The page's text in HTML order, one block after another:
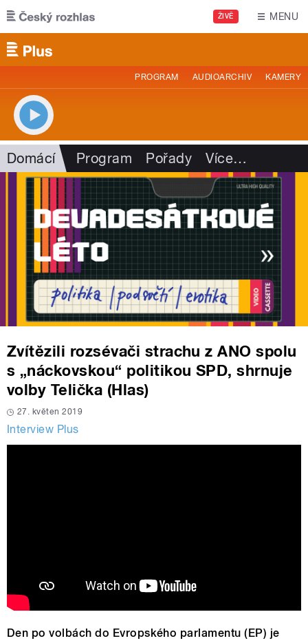
Přejít k hlavnímu obsahu
ŽIVĚ MENU
PROGRAM AUDIOARCHIV KAMERY
Domácí Program Pořady Více…
Zvítězili rozsévači strachu z ANO spolu
s „náckovskou“ politikou SPD, shrnuje
volby Telička (Hlas)
27. květen 2019
Interview Plus
Den po volbách do Evropského parlamentu (EP) je